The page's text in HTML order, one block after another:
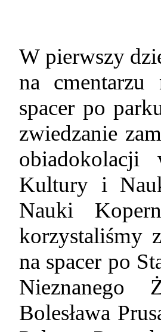
W pierwszy
na cmentarzu
spacer po
zwiedzanie
obiadokolacji
Kultury i
Nauki
korzystaliśmy
na spacer po
Nieznanego
Bolesława